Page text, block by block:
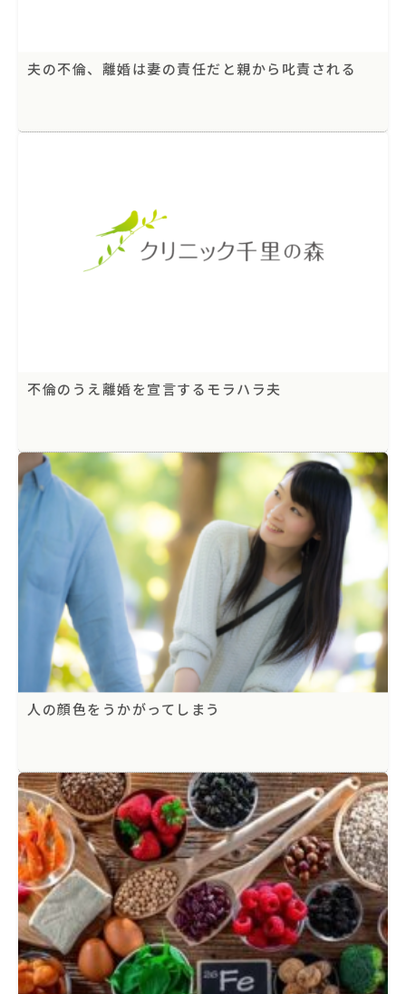
夫の不倫、離婚は妻の責任だと親から叱責される
不倫のうえ離婚を宣言するモラハラ夫
人の顔色をうかがってしまう